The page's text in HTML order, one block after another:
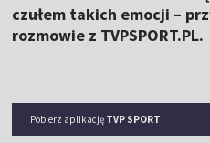
czułem takich emocji –
rozmowie z TVPSPORT.PL.
Pobierz aplikację TVP SPORT